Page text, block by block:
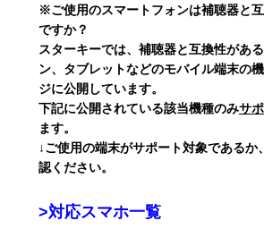
※ご使用のスマートフォンは補聴器と
ですか？
スターキーでは、補聴器と互換性があ
ン、タブレットなどのモバイル端末の
ジに公開しています。
下記に公開されている該当機種のみサ
ます。
↓ご使用の端末がサポート対象であるか
認ください。
>対応スマホ一覧